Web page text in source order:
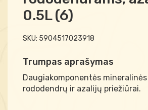
0.5L (6)
SKU: 5904517023918
Trumpas aprašymas
Daugiakomponentės
rododendrų ir azalijų priežiūrai.